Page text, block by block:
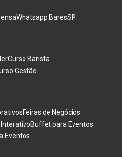
Whatsapp BaresSP
Curso Barista
Gestão
Feiras de Negócios
Buffet para Eventos
Eventos